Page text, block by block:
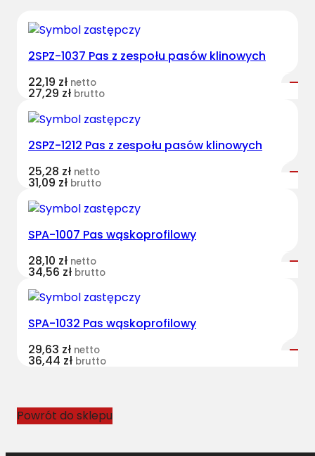
o
2SPZ-1037 Pas z zespołu pasów klinowych
22,19 zł netto
27,29 zł brutto
2SPZ-1212 Pas z zespołu pasów klinowych
25,28 zł netto
31,09 zł brutto
SPA-1007 Pas wąskoprofilowy
28,10 zł netto
34,56 zł brutto
SPA-1032 Pas wąskoprofilowy
29,63 zł netto
36,44 zł brutto
Powrót do sklepu